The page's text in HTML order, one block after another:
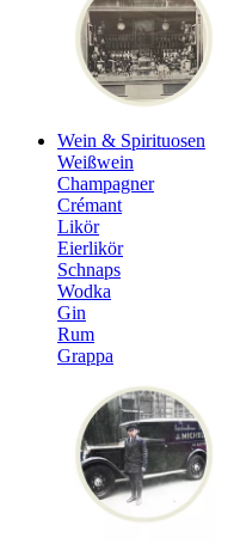
Wein & Spirituosen
Weißwein
Champagner
Crémant
Likör
Eierlikör
Schnaps
Wodka
Gin
Rum
Grappa